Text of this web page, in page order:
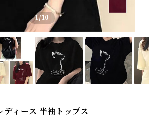
1/10
ディース 半袖トップス